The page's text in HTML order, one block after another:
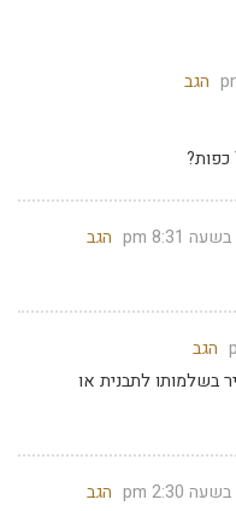
הגב
הגב
הגב
בשלמותו לתבנית או
הגב